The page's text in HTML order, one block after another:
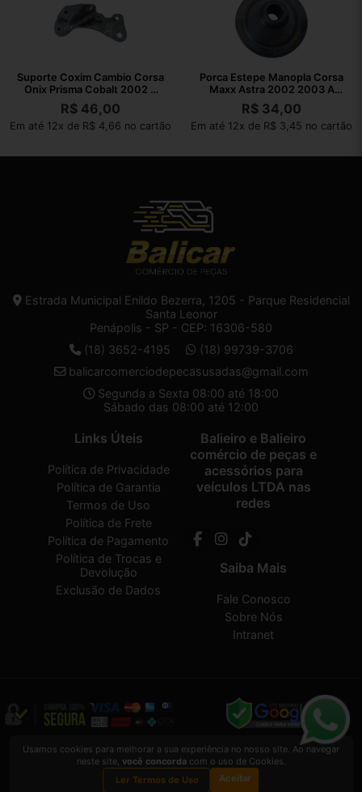
Suporte Coxim Cambio Corsa
Onix Prisma Cobalt 2002 A
2010
R$ 46,00
Em até 12x de R$ 4,66 no cartão
Porca Estepe Manopla Corsa
Maxx Astra 2002 2003 A
2010
R$ 34,00
Em até 12x de R$ 3,45 no cartão
Estrada Municipal Enildo Bezerra, 1205 - Parque Residencial
Santa Leonor
Penápolis - SP - CEP: 16306-580
(18) 3652-4195
(18) 99739-3706
balicarcomerciodepecasusadas@gmail.com
Segunda a Sexta 08:00 até 18:00
Sábado das 08:00 até 12:00
Links Úteis
Política de Privacidade
Política de Garantia
Termos de Uso
Política de Frete
Política de Pagamento
Política de Trocas e
Devolução
Exclusão de Dados
Balieiro e Balieiro
comércio de peças e
acessórios para
veículos LTDA nas
redes
Saiba Mais
Fale Conosco
Sobre Nós
Intranet
Balieiro e Balieiro comércio de peças e acessórios para veículos LTDA2026
CREATED BY VAAPT
Balieiro e Balieiro comércio de peças e acessórios para veículos LTDA
empresa inscrita no CNPJ12.657.574/0001-16
Usamos cookies para melhorar a sua experiência no nosso site. Ao navegar
neste site, você concordacom o uso de Cookies.
Ler Termos de Uso
Aceitar